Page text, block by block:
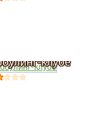
клубе